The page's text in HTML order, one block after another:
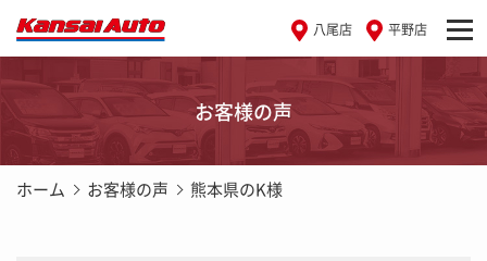
八尾店 平野店
お客様の声
ホーム お客様の声 熊本県のK様